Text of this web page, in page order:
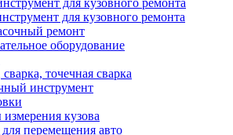
для кузовного ремонта
для кузовного ремонта
ремонт
оборудование
точечная сварка
инструмент
кузова
перемещения авто